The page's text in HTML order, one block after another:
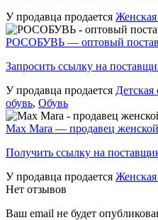
У продавца продается Женская
РОСОБУВЬ — оптовый
Запросить ссылку на
У продавца продается Детская
обувь, Обувь
Max Mara — продавец
Получить ссылку на
У продавца продается Женская
Нет отзывов
Ваш email не будет